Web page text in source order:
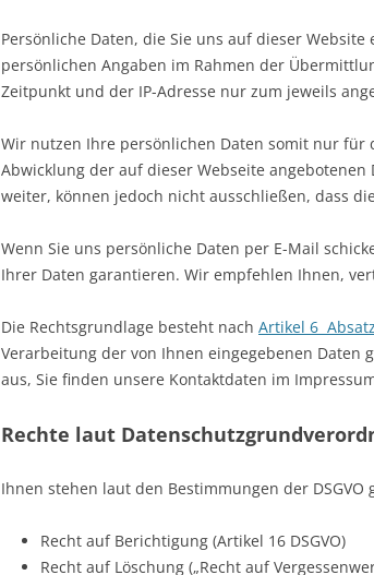
Persönliche Daten, die Sie uns auf dieser
persönlichen Angaben im Rahmen der
Zeitpunkt und der IP-Adresse nur zum jeweils
Wir nutzen Ihre persönlichen Daten somit nur
Abwicklung der auf dieser Webseite
weiter, können jedoch nicht ausschließen, dass
Wenn Sie uns persönliche Daten per E-Mail
Ihrer Daten garantieren. Wir empfehlen Ihnen,
Die Rechtsgrundlage besteht nach Artikel 6 Absatz
Verarbeitung der von Ihnen eingegebenen Daten
aus, Sie finden unsere Kontaktdaten im
Rechte laut
Ihnen stehen laut den Bestimmungen der
Recht auf Berichtigung (Artikel 16 DSGVO)
Recht auf Löschung („Recht auf